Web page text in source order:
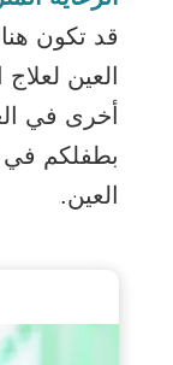
قد تكون
العين
أخرى في
بطفلكم في
العين.